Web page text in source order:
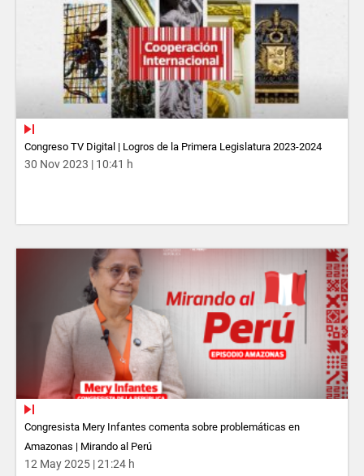
Congreso TV Digital | Logros de la Primera Legislatura 2023-2024
30 Nov 2023 | 10:41 h
Congresista Mery Infantes comenta sobre problemáticas en
Amazonas | Mirando al Perú
12 May 2025 | 21:24 h